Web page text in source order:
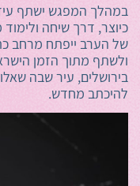
במהלך המפגש ישתף
כיוצר, דרך שיחה
של הערב ייפתח מרחב
ולשתף מתוך הזמן
בירושלים, עיר שבה
להיכתב מחדש.